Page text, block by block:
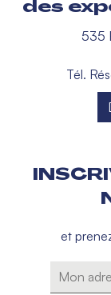
des
535
Tél.
et